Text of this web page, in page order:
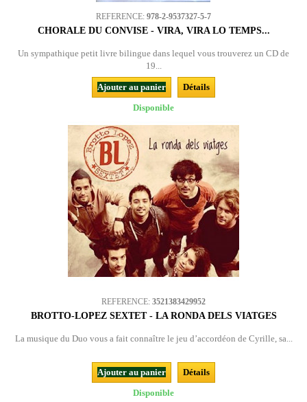
REFERENCE: 978-2-9537327-5-7
CHORALE DU CONVISE - VIRA, VIRA LO TEMPS...
Un sympathique petit livre bilingue dans lequel vous trouverez un CD de
19...
Ajouter au panier
Détails
Disponible
REFERENCE: 3521383429952
BROTTO-LOPEZ SEXTET - LA RONDA DELS VIATGES
La musique du Duo vous a fait connaître le jeu d’accordéon de Cyrille, sa...
Ajouter au panier
Détails
Disponible